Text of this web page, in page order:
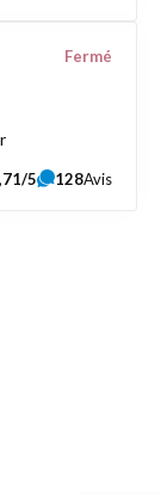
Fermé
5 128Avis